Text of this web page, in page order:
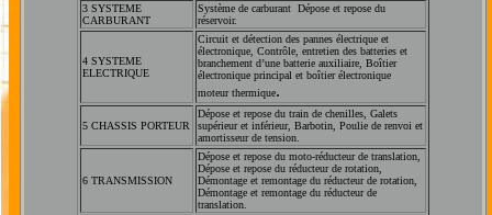
3 SYSTEME
CARBURANT
Système de carburant Dépose et repose du
réservoir.
4 SYSTEME
ELECTRIQUE
Circuit et détection des pannes électrique et
électronique, Contrôle, entretien des batteries et
branchement d’une batterie auxiliaire, Boîtier
électronique principal et boîtier électronique
moteur thermique.
5 CHASSIS PORTEUR
Dépose et repose du train de chenilles, Galets
supérieur et inférieur, Barbotin, Poulie de renvoi et
amortisseur de tension.
6 TRANSMISSION
Dépose et repose du moto-réducteur de translation,
Dépose et repose du réducteur de rotation,
Démontage et remontage du réducteur de rotation,
Démontage et remontage du réducteur de
translation.